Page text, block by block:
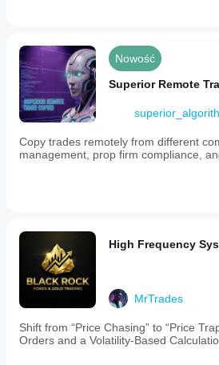
Nowość
Superior Remote
Copy trades remotely from different
management, prop firm compliance,
High Frequency
MrTrades
Shift from “Price Chasing” to “Price
Orders and a Volatility-Based